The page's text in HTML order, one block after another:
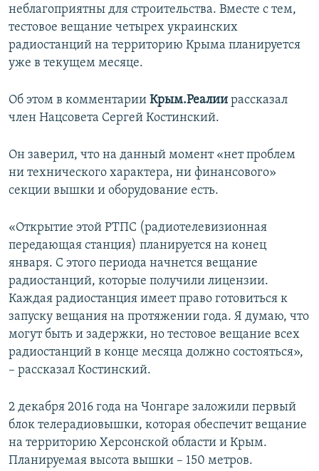
неблагоприятны для строительства. Вместе с тем,
тестовое вещание четырех украинских
радиостанций на территорию Крыма планируется
уже в текущем месяце.
Об этом в комментарии Крым.Реалии рассказал
член Нацсовета Сергей Костинский.
Он заверил, что на данный момент «нет проблем
ни технического характера, ни финансового»
секции вышки и оборудование есть.
«Открытие этой РТПС (радиотелевизионная
передающая станция) планируется на конец
января. С этого периода начнется вещание
радиостанций, которые получили лицензии.
Каждая радиостанция имеет право готовиться к
запуску вещания на протяжении года. Я думаю, что
могут быть и задержки, но тестовое вещание всех
радиостанций в конце месяца должно состояться»,
– рассказал Костинский.
2 декабря 2016 года на Чонгаре заложили первый
блок телерадиовышки, которая обеспечит вещание
на территорию Херсонской области и Крым.
Планируемая высота вышки – 150 метров.